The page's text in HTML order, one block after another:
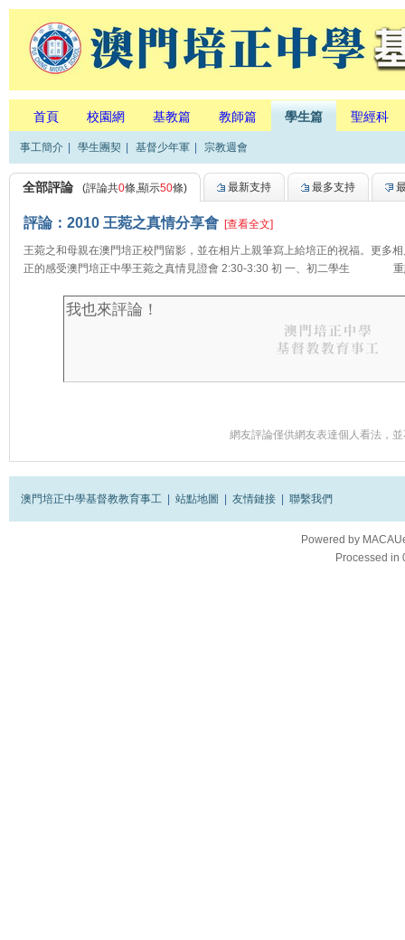
首頁 校園網 基教篇 教師篇 學生篇 聖經科
事工簡介 學生團契 基督少年軍 宗教週會
全部評論 (評論共0條,顯示50條) 最新支持 最多支持
評論：2010 王菀之真情分享會 [查看全文]
王菀之和母親在澳門培正校門留影，並在相片上親筆寫上給培正的祝福。更多
正的感受澳門培正中學王菀之真情見證會 2:30-3:30 初 一、初二學生 重
網友評論僅供網友表達個人看法，
澳門培正中學基督教教育事工 站點地圖 友情鏈接 聯繫我們
Powered by
Processed in